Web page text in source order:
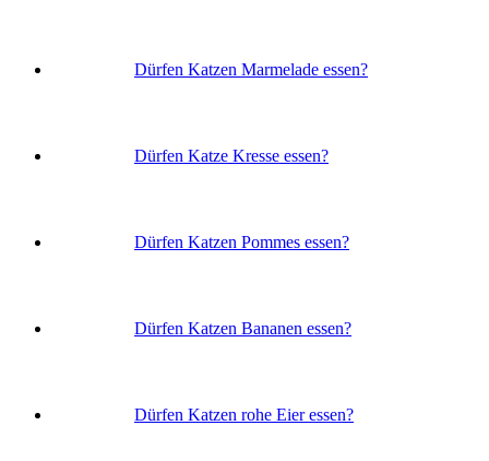
Dürfen Katzen Marmelade essen?
Dürfen Katze Kresse essen?
Dürfen Katzen Pommes essen?
Dürfen Katzen Bananen essen?
Dürfen Katzen rohe Eier essen?